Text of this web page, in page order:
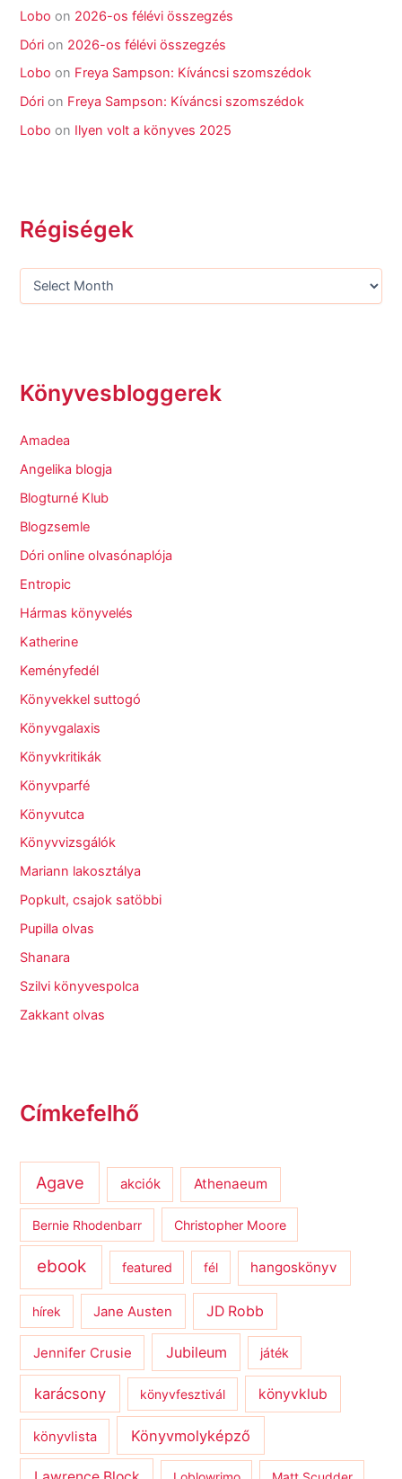
Lobo on 2026-os félévi összegzés
Dóri on 2026-os félévi összegzés
Lobo on Freya Sampson: Kíváncsi szomszédok
Dóri on Freya Sampson: Kíváncsi szomszédok
Lobo on Ilyen volt a könyves 2025
Régiségek
Könyvesbloggerek
Amadea
Angelika blogja
Blogturné Klub
Blogzsemle
Dóri online olvasónaplója
Entropic
Hármas könyvelés
Katherine
Keményfedél
Könyvekkel suttogó
Könyvgalaxis
Könyvkritikák
Könyvparfé
Könyvutca
Könyvvizsgálók
Mariann lakosztálya
Popkult, csajok satöbbi
Pupilla olvas
Shanara
Szilvi könyvespolca
Zakkant olvas
Címkefelhő
Agave akciók Athenaeum
Bernie Rhodenbarr Christopher Moore
ebook featured fél hangoskönyv
hírek Jane Austen JD Robb
Jennifer Crusie Jubileum játék
karácsony könyvfesztivál könyvklub
könyvlista Könyvmolyképző